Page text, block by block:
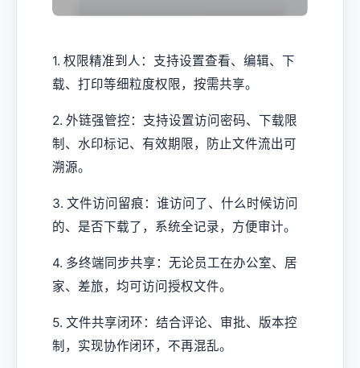
1. 权限精准到人：支持设置查看、编辑、下
载、打印等细粒度权限，按需共享。
2. 外链强管控：支持设置访问密码、下载限
制、水印标记、有效期限，防止文件流出可
溯源。
3. 文件访问留痕：谁访问了、什么时候访问
的、是否下载了，系统全记录，方便审计。
4. 多终端同步共享：无论员工在办公室、居
家、差旅，均可访问授权文件。
5. 文件共享闭环：结合评论、审批、版本控
制，实现协作闭环，不再混乱。